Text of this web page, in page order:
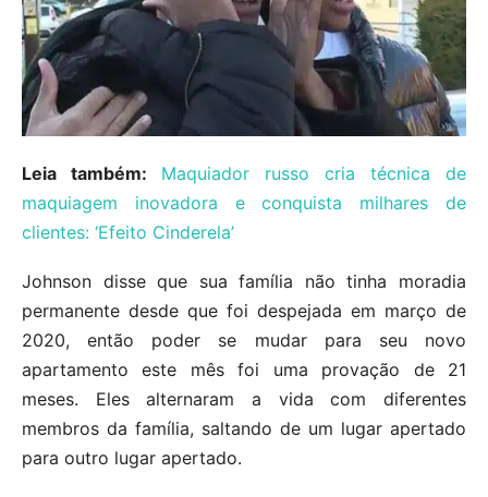
Leia também: Maquiador russo cria técnica de
maquiagem inovadora e conquista milhares de
clientes: ‘Efeito Cinderela’
Johnson disse que sua família não tinha moradia
permanente desde que foi despejada em março de
2020, então poder se mudar para seu novo
apartamento este mês foi uma provação de 21
meses. Eles alternaram a vida com diferentes
membros da família, saltando de um lugar apertado
para outro lugar apertado.